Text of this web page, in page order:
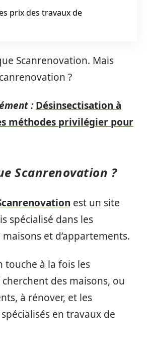
prix des travaux de
Scanrenovation. Mais
?
: Désinsectisation à
méthodes privilégier pour
Scanrenovation ?
est un site
spécialisé dans les
et d’appartements.
touche à la fois les
des maisons, ou
à rénover, et les
en travaux de